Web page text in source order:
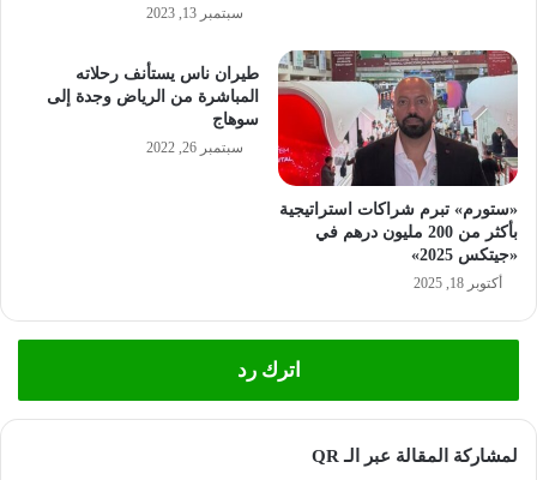
سبتمبر 13, 2023
«ستورم» تبرم شراكات استراتيجية
بأكثر من 200 مليون درهم في
«جيتكس 2025»
أكتوبر 18, 2025
طيران ناس يستأنف رحلاته
المباشرة من الرياض وجدة إلى
سوهاج
سبتمبر 26, 2022
اترك رد
لمشاركة المقالة عبر الـ QR